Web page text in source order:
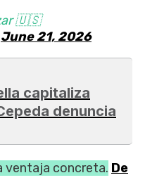
🇺🇸
June 21, 2026
capitaliza
denuncia
ventaja concreta. De